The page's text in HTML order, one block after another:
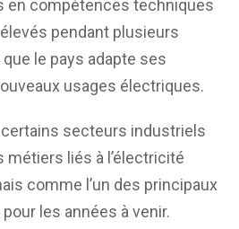
en compétences techniques
pendant plusieurs
le pays adapte ses
usages électriques.
secteurs industriels
métiers liés à l’électricité
comme l’un des principaux
les années à venir.